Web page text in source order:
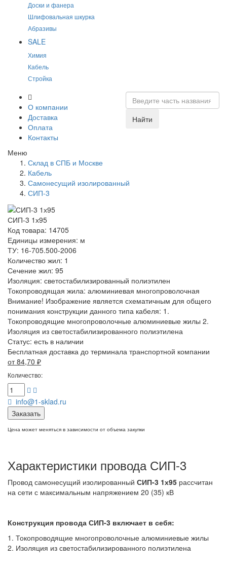
Доски и фанера
Шлифовальная шкурка
Абразивы
SALE
Химия
Кабель
Стройка
О компании
Доставка
Оплата
Контакты
Найти
Меню
Склад в СПБ и Москве
Кабель
Самонесущий изолированный
СИП-3
СИП-3 1х95
Код товара: 14705
Единицы измерения: м
ТУ: 16-705.500-2006
Количество жил: 1
Сечение жил: 95
Изоляция: светостабилизированный полиэтилен
Токопроводящая жила: алюминиевая многопроволочная
Внимание! Изображение является схематичным для общего
понимания конструкции данного типа кабеля: 1.
Токопроводящие многопроволочные алюминиевые жилы 2.
Изоляция из светостабилизированного полиэтилена
Статус: есть в наличии
Бесплатная доставка до терминала транспортной компании
от 84,70 ₽
Количество:
info@1-sklad.ru
Заказать
Цена может меняться в зависимости от объема закупки
Характеристики провода СИП-3
Провод самонесущий изолированный СИП-3 1х95 рассчитан
на сети с максимальным напряжением 20 (35) кВ
Конструкция провода СИП-3 включает в себя:
1. Токопроводящие многопроволочные алюминиевые жилы
2. Изоляция из светостабилизированного полиэтилена